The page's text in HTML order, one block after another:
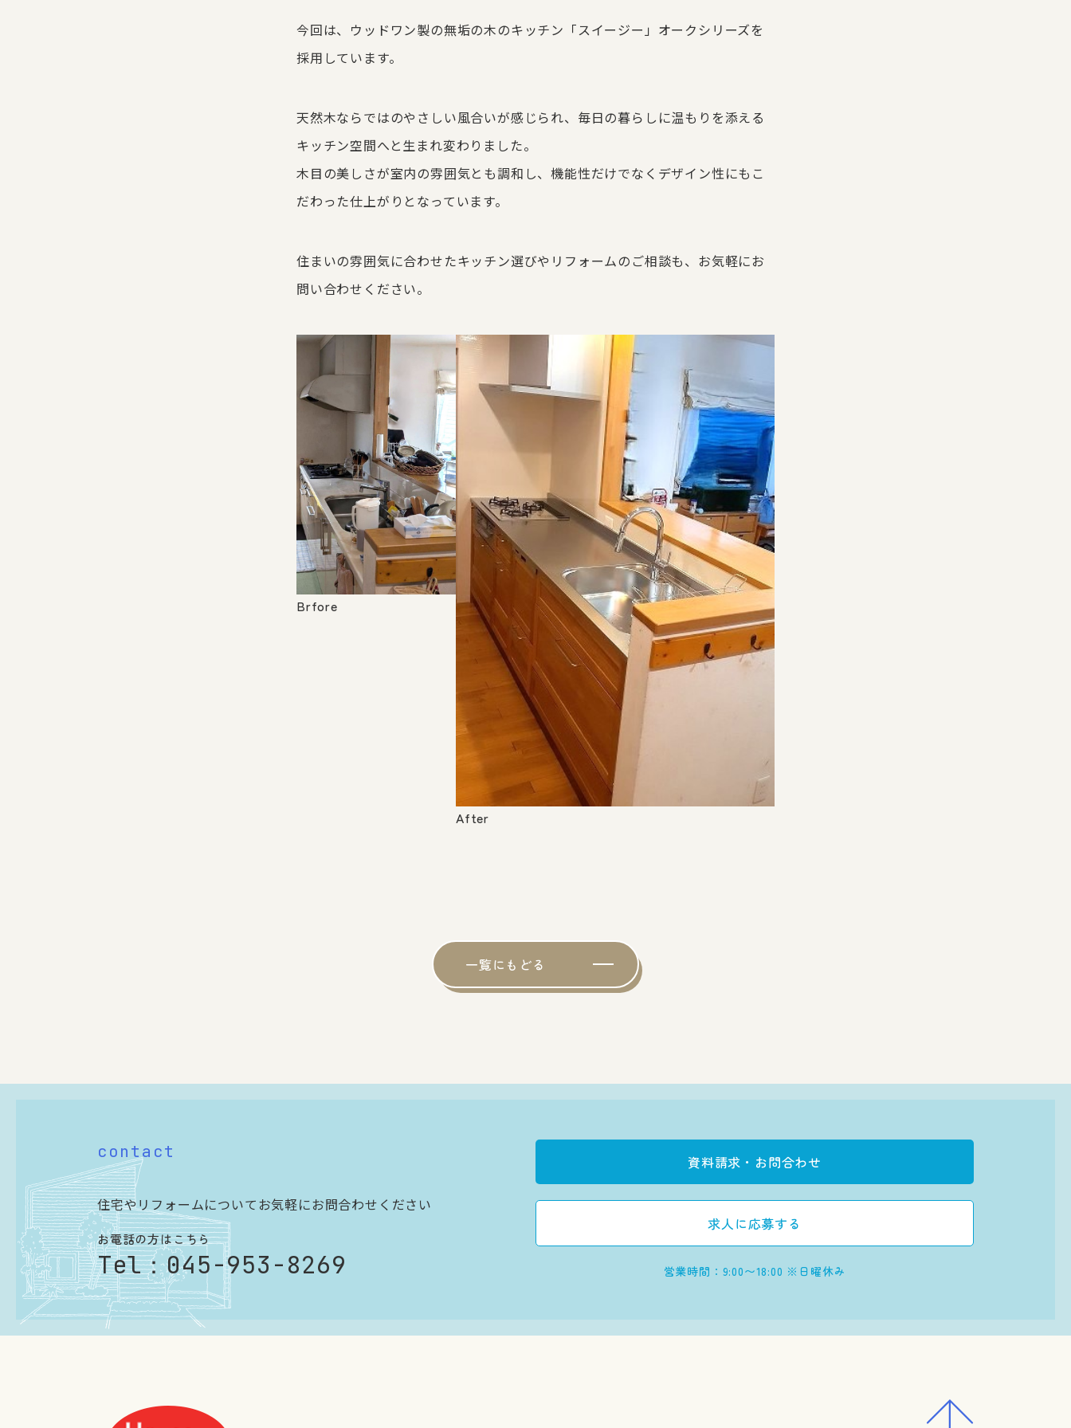
今回は、ウッドワン製の無垢の木のキッチン「スイージー」オークシリーズを
採用しています。
天然木ならではのやさしい風合いが感じられ、毎日の暮らしに温もりを添える
キッチン空間へと生まれ変わりました。
木目の美しさが室内の雰囲気とも調和し、機能性だけでなくデザイン性にもこ
だわった仕上がりとなっています。
住まいの雰囲気に合わせたキッチン選びやリフォームのご相談も、お気軽にお
問い合わせください。
Brfore
After
一覧にもどる
contact
住宅やリフォームについてお気軽にお問合わせください
お電話の方はこちら
Tel：045-953-8269
資料請求・お問合わせ
求人に応募する
営業時間：9:00〜18:00 ※日曜休み